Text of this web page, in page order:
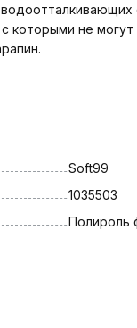
которыми не могут
Soft99
1035503
Полироль